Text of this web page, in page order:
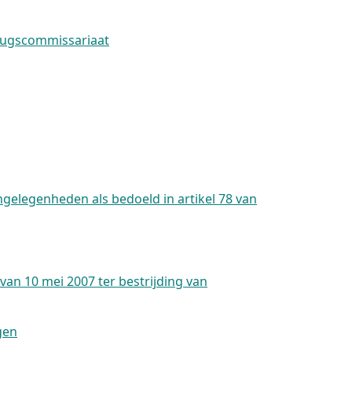
als bedoeld in artikel 78 van
10 mei 2007 ter bestrijding van